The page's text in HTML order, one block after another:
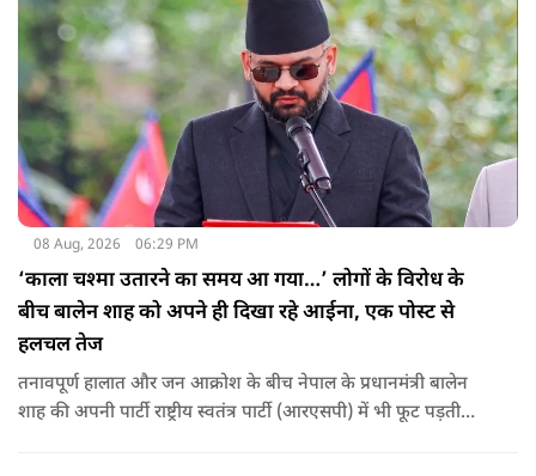
08 Aug, 2026 06:29 PM
‘काला चश्मा उतारने का समय आ गया…’ लोगों के विरोध के
बीच बालेन शाह को अपने ही दिखा रहे आईना, एक पोस्ट से
हलचल तेज
तनावपूर्ण हालात और जन आक्रोश के बीच नेपाल के प्रधानमंत्री बालेन
शाह की अपनी पार्टी राष्ट्रीय स्वतंत्र पार्टी (आरएसपी) में भी फूट पड़ती